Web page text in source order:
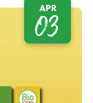
APR
03